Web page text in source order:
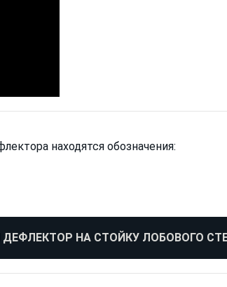
находятся обозначения:
НА СТОЙКУ ЛОБОВОГО